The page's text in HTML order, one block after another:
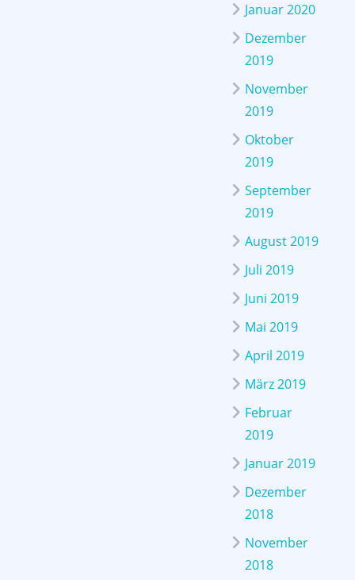
Januar 2020
Dezember
2019
November
2019
Oktober
2019
September
2019
August 2019
Juli 2019
Juni 2019
Mai 2019
April 2019
März 2019
Februar
2019
Januar 2019
Dezember
2018
November
2018